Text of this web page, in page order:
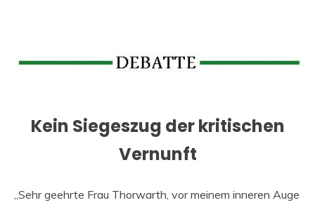
Kein Siegeszug der kritischen
Vernunft
„Sehr geehrte Frau Thorwarth, vor meinem inneren Auge